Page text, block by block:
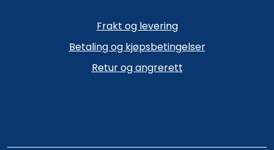
Frakt og levering
Betaling og kjøpsbetingelser
Retur og angrerett